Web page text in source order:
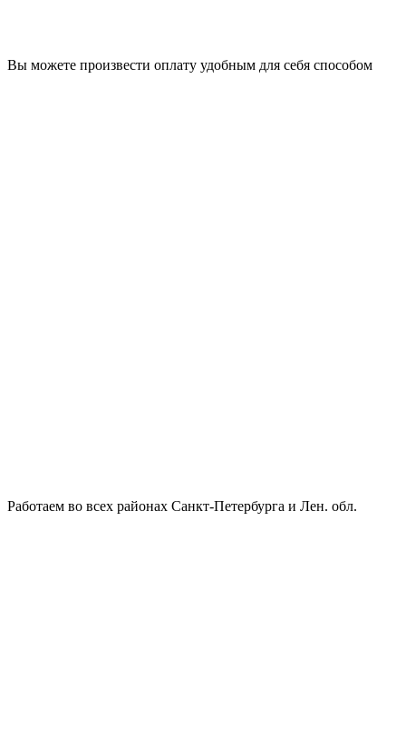
Вы можете произвести оплату удобным для себя способом
Работаем во всех районах Санкт-Петербурга и Лен. обл.